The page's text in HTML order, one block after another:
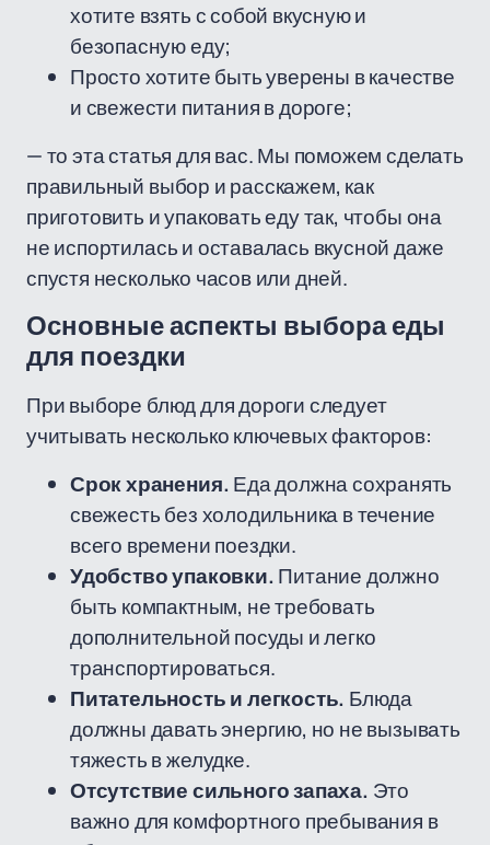
хотите взять с собой вкусную и
безопасную еду;
Просто хотите быть уверены в качестве
и свежести питания в дороге;
— то эта статья для вас. Мы поможем сделать
правильный выбор и расскажем, как
приготовить и упаковать еду так, чтобы она
не испортилась и оставалась вкусной даже
спустя несколько часов или дней.
Основные аспекты выбора еды
для поездки
При выборе блюд для дороги следует
учитывать несколько ключевых факторов:
Срок хранения. Еда должна сохранять
свежесть без холодильника в течение
всего времени поездки.
Удобство упаковки. Питание должно
быть компактным, не требовать
дополнительной посуды и легко
транспортироваться.
Питательность и легкость. Блюда
должны давать энергию, но не вызывать
тяжесть в желудке.
Отсутствие сильного запаха. Это
важно для комфортного пребывания в